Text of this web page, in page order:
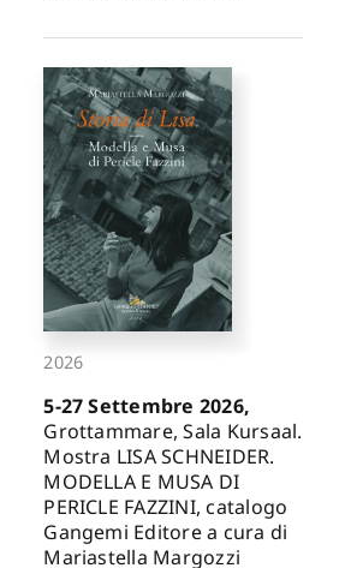
2026
5-27 Settembre 2026,
Grottammare, Sala Kursaal.
Mostra LISA SCHNEIDER.
MODELLA E MUSA DI
PERICLE FAZZINI, catalogo
Gangemi Editore a cura di
Mariastella Margozzi